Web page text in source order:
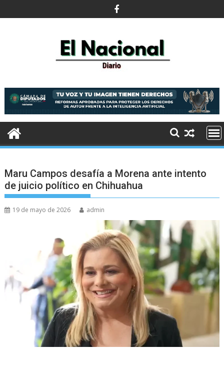
al
Maru Campos desafía a Morena ante intento
de juicio político en Chihuahua
19 de mayo de 2026 admin